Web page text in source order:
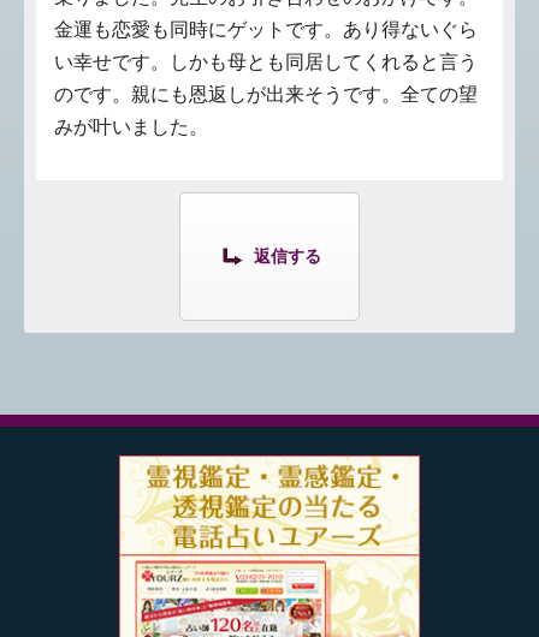
金運も恋愛も同時にゲットです。あり得ないぐら
い幸せです。しかも母とも同居してくれると言う
のです。親にも恩返しが出来そうです。全ての望
みが叶いました。
返信する